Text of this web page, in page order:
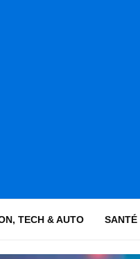
TECH & AUTO SANTÉ